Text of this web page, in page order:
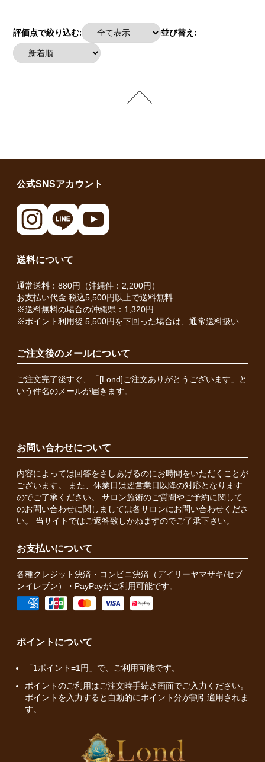
評価点で絞り込む: 並び替え:
公式SNSアカウント
送料について
通常送料：880円（沖縄件：2,200円）
お支払い代金 税込5,500円以上で送料無料
※送料無料の場合の沖縄県：1,320円
※ポイント利用後 5,500円を下回った場合は、通常送料扱い
ご注文後のメールについて
ご注文完了後すぐ、「[Lond]ご注文ありがとうございます」と
いう件名のメールが届きます。
お問い合わせについて
内容によっては回答をさしあげるのにお時間をいただくことが
ございます。 また、休業日は翌営業日以降の対応となります
のでご了承ください。 サロン施術のご質問やご予約に関して
のお問い合わせに関しましては各サロンにお問い合わせくださ
い。 当サイトではご返答致しかねますのでご了承下さい。
お支払いについて
各種クレジット決済・コンビニ決済（デイリーヤマザキ/セブ
ンイレブン）・PayPayがご利用可能です。
ポイントについて
「1ポイント=1円」で、ご利用可能です。
ポイントのご利用はご注文時手続き画面でご入力ください。
ポイントを入力すると自動的にポイント分が割引適用されま
す。